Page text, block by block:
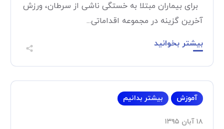
برای بیماران مبتلا به خستگی ناشی از سرطان، ورزش
آخرین گزینه در مجموعه اقداماتی...
بیشتر بخوانید
آموزش بیشتر بدانیم
۱۸ آبان ۱۳۹۵